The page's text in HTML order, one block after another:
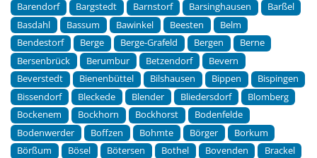
Barendorf
Bargstedt Barnstorf Barsinghausen
Barßel
Basdahl
Bassum Bawinkel Beesten
Belm
Bendestorf
Berge Berge-Grafeld Bergen
Berne
Bersenbrück
Berumbur Betzendorf
Bevern
Beverstedt
Bienenbüttel Bilshausen Bippen
Bispingen
Bissendorf
Bleckede Blender Bliedersdorf
Blomberg
Bockenem
Bockhorn Bockhorst
Bodenfelde
Bodenwerder
Boffzen Bohmte Börger
Borkum
Börßum
Bösel Bötersen Bothel Bovenden
Brackel